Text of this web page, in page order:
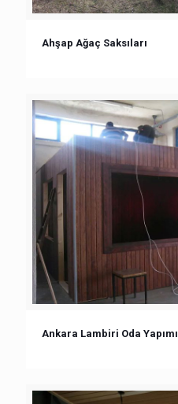
Ahşap Ağaç Saksıları
Ankara Lambiri Oda Yapımı